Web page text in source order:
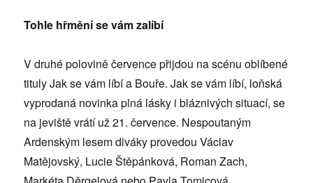
Tohle hřmění se vám zalíbí
V druhé polovině července přijdou na scénu oblíbené
tituly Jak se vám líbí a Bouře. Jak se vám líbí, loňská
vyprodaná novinka plná lásky i bláznivých situací, se
na jeviště vrátí už 21. července. Nespoutaným
Ardenským lesem diváky provedou Václav
Matějovský, Lucie Štěpánková, Roman Zach,